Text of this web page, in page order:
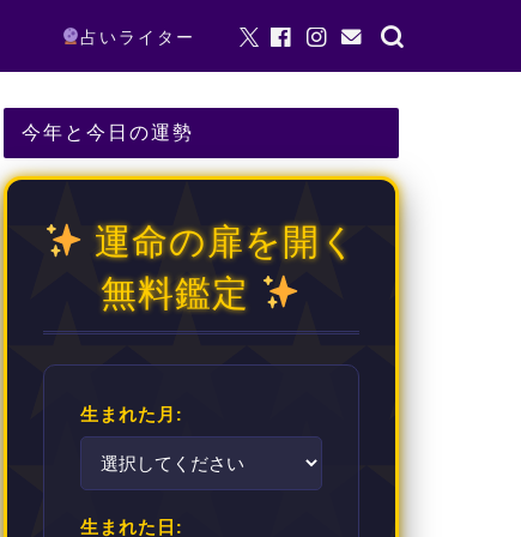
占いライター
今年と今日の運勢
運命の扉を開く
無料鑑定
生まれた月:
生まれた日: